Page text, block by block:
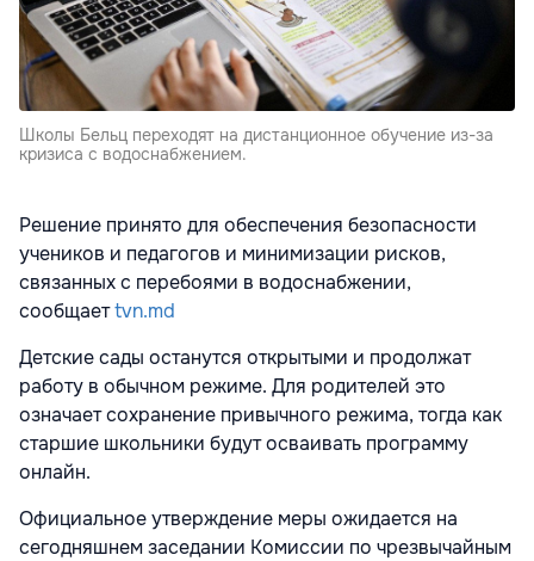
Школы Бельц переходят на дистанционное обучение из-за
кризиса с водоснабжением.
Решение принято для обеспечения безопасности
учеников и педагогов и минимизации рисков,
связанных с перебоями в водоснабжении,
сообщаетtvn.md
Детские сады останутся открытыми и продолжат
работу в обычном режиме. Для родителей это
означает сохранение привычного режима, тогда как
старшие школьники будут осваивать программу
онлайн.
Официальное утверждение меры ожидается на
сегодняшнем заседании Комиссии по чрезвычайным